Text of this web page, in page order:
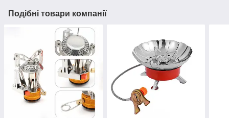
Подібні товари компанії